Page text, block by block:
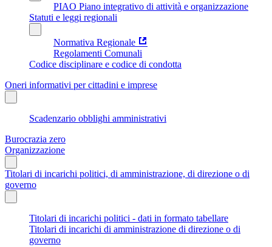
PIAO Piano integrativo di attività e organizzazione
Statuti e leggi regionali
Normativa Regionale
Regolamenti Comunali
Codice disciplinare e codice di condotta
Oneri informativi per cittadini e imprese
Scadenzario obblighi amministrativi
Burocrazia zero
Organizzazione
Titolari di incarichi politici, di amministrazione, di direzione o di
governo
Titolari di incarichi politici - dati in formato tabellare
Titolari di incarichi di amministrazione di direzione o di
governo